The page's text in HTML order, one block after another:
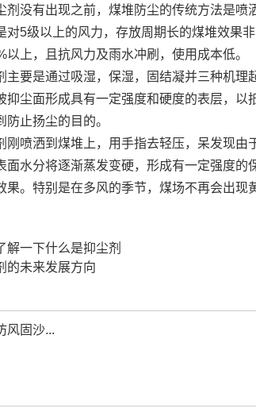
有出现之前，煤堆防尘的传统方法是喷
对5级以上的风力，存放周期长的煤堆效果
以上，且抗风力及雨水冲刷，使用成本低。
是通过吸湿，保湿，固结凝并三种机理
抑尘面形成具有一定强度和硬度的表层，
止扬尘的目的。
洒到煤堆上，用手指去轻压，呆发现由
面水分将逐渐蒸发变硬，形成有一定强度
果。特别是在多风的季节，煤场不再会出现
解一下什么是抑尘剂
的未来发展方向
风固沙...